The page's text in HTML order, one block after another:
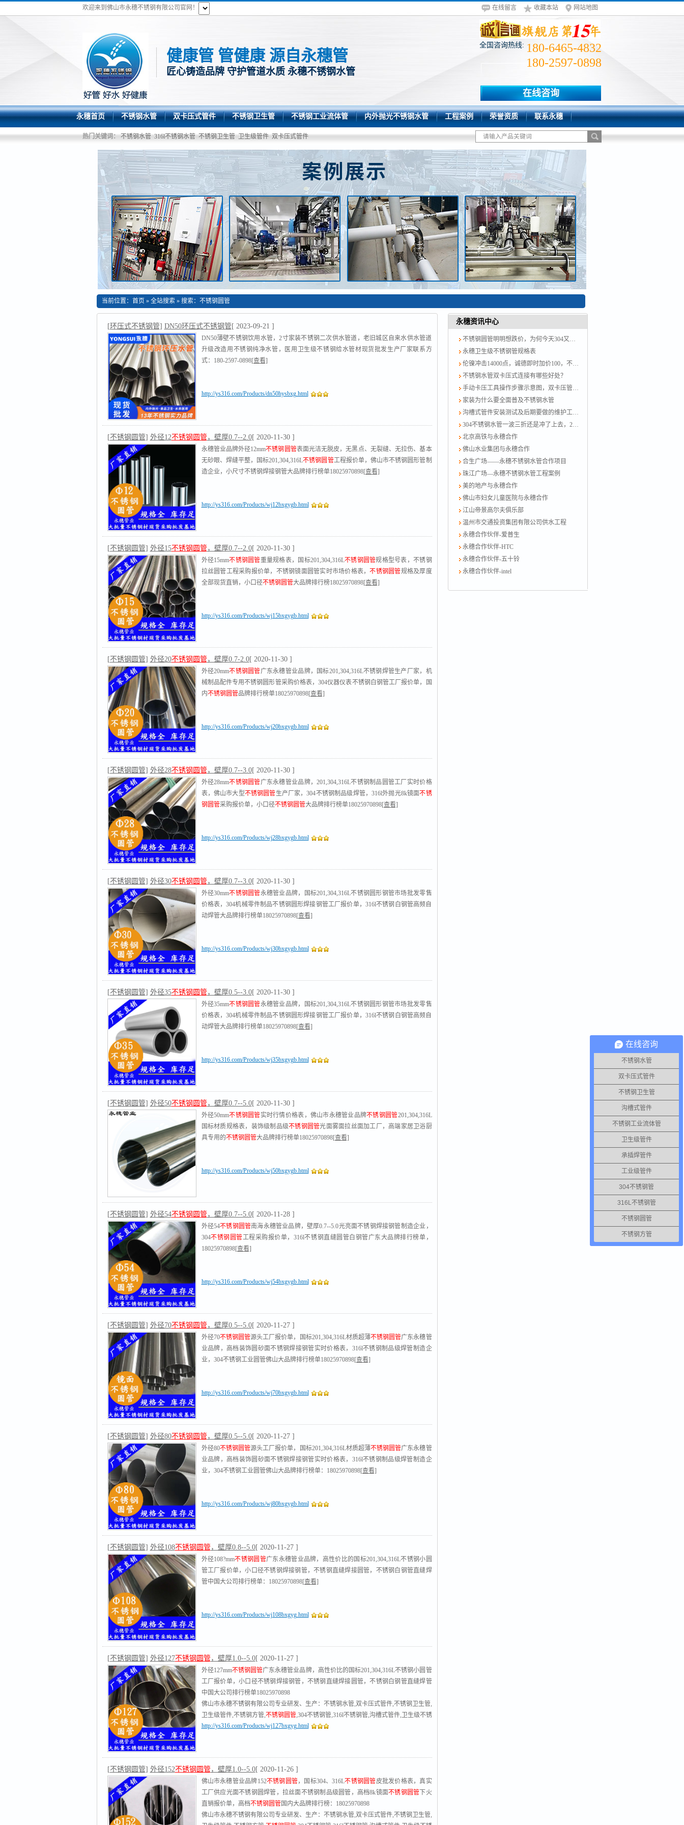
在线留言 收藏本站 网站地图
欢迎来到佛山市永穗不锈钢有限公司官网！
健康管 管健康 源自永穗管
匠心铸造品牌 守护管道水质 永穗不锈钢水管
全国咨询热线: 180-6465-4832
180-2597-0898
在线咨询
永穗首页 不锈钢水管 双卡压式管件 不锈钢卫生管 不锈钢工业流体管 内外抛光不锈钢水管 工程案例 荣誉资质 联系永穗
热门关键词： 不锈钢水管 316l不锈钢水管 不锈钢卫生管 卫生级管件 双卡压式管件
当前位置： 首页 » 全站搜索» 搜索：不锈钢圆管
[环压式不锈钢管] DN50环压式不锈钢管 [ 2023-09-21 ]
DN50薄壁不锈钢饮用水管，2寸家装不锈钢二次供水管道，老旧城区自来水供水管道
升级改造用不锈钢纯净水管，医用卫生级不锈钢给水管材现货批发生产厂家联系方
式：180-2597-0898[查看]
http://ys316.com/Products/dn50hysbxg.html
[不锈钢圆管] 外径12不锈钢圆管 ，壁厚0.7--2.0[ 2020-11-30 ]
永穗管业品牌外径12mm不锈钢圆管表面光洁无脱皮，无黑点、无裂缝、无拉伤、基本
无砂眼、焊缝平整，国标201,304,316L不锈钢圆管工程报价单，佛山市不锈钢圆形管制
造企业，小尺寸不锈钢焊接钢管大品牌排行榜单18025970898[查看]
http://ys316.com/Products/wj12bxgygb.html
[不锈钢圆管] 外径15不锈钢圆管 ，壁厚0.7--2.0[ 2020-11-30 ]
外径15mm不锈钢圆管重量规格表，国标201,304,316L不锈钢圆管规格型号表，不锈钢
拉丝圆管工程采购报价单，不锈钢镜面圆管实时市场价格表，不锈钢圆管规格及厚度
全部现货直销，小口径不锈钢圆管大品牌排行榜18025970898[查看]
http://ys316.com/Products/wj15bxgygb.html
[不锈钢圆管] 外径20不锈钢圆管 ，壁厚0.7-2.0[ 2020-11-30 ]
外径20mm不锈钢圆管 广东永穗管业品牌，国标201,304,316L不锈钢焊管生产厂家，机
械制品配件专用不锈钢圆形管采购价格表，304仪器仪表不锈钢白钢管工厂报价单，国
内不锈钢圆管品牌排行榜单18025970898[查看]
http://ys316.com/Products/wj20bxgygb.html
[不锈钢圆管] 外径28不锈钢圆管 ，壁厚0.7--3.0[ 2020-11-30 ]
外径28mm不锈钢圆管 广东永穗管业品牌，201,304,316L不锈钢制品圆管工厂实时价格
表，佛山市大型不锈钢圆管 生产厂家，304不锈钢制品级焊管，316l外抛光8k镜面不锈
钢圆管采购报价单，小口径不锈钢圆管大品牌排行榜单18025970898[查看]
http://ys316.com/Products/wj28bxgygb.html
[不锈钢圆管] 外径30不锈钢圆管 ，壁厚0.7--3.0[ 2020-11-30 ]
外径30mm不锈钢圆管永穗管业品牌，国标201,304,316L不锈钢圆形钢管市场批发零售
价格表，304机械零件制品不锈钢圆形焊接钢管工厂报价单，316l不锈钢白钢管高频自
动焊管大品牌排行榜单18025970898[查看]
http://ys316.com/Products/wj30bxgygb.html
[不锈钢圆管] 外径35不锈钢圆管 ，壁厚0.5--3.0[ 2020-11-30 ]
外径35mm不锈钢圆管永穗管业品牌，国标201,304,316L不锈钢圆形钢管市场批发零售
价格表，304机械零件制品不锈钢圆形焊接钢管工厂报价单，316l不锈钢白钢管高频自
动焊管大品牌排行榜单18025970898[查看]
http://ys316.com/Products/wj35bxgygb.html
[不锈钢圆管] 外径50不锈钢圆管 ，壁厚0.7--5.0[ 2020-11-30 ]
外径50mm不锈钢圆管 实时行情价格表，佛山市永穗管业品牌不锈钢圆管201,304,316L
国标材质规格表，装饰级制品级不锈钢圆管光面雾面拉丝面加工厂，高端家居卫浴厨
具专用的不锈钢圆管大品牌排行榜单18025970898[查看]
http://ys316.com/Products/wj50bxgygb.html
[不锈钢圆管] 外径54不锈钢圆管 ，壁厚0.7--5.0[ 2020-11-28 ]
外径54不锈钢圆管南海永穗管业品牌，壁厚0.7--5.0光亮面不锈钢焊接钢管制造企业，
304不锈钢圆管工程采购报价单，316l不锈钢直缝圆管白钢管广东大品牌排行榜单，
18025970898[查看]
http://ys316.com/Products/wj54bxgygb.html
[不锈钢圆管] 外径70不锈钢圆管 ，壁厚0.5--5.0[ 2020-11-27 ]
外径70不锈钢圆管源头工厂报价单，国标201,304,316L材质超薄不锈钢圆管广东永穗管
业品牌，高档装饰圆砂面不锈钢焊接钢管实时价格表，316l不锈钢制品级焊管制造企
业，304不锈钢工业圆管佛山大品牌排行榜单18025970898[查看]
http://ys316.com/Products/wj70bxgygb.html
[不锈钢圆管] 外径80不锈钢圆管 ，壁厚0.5--5.0[ 2020-11-27 ]
外径80不锈钢圆管源头工厂报价单，国标201,304,316L材质超薄不锈钢圆管广东永穗管
业品牌，高档装饰圆砂面不锈钢焊接钢管实时价格表，316l不锈钢制品级焊管制造企
业，304不锈钢工业圆管佛山大品牌排行榜单：18025970898[查看]
http://ys316.com/Products/wj80bxgygb.html
[不锈钢圆管] 外径108不锈钢圆管 ，壁厚0.8--5.0[ 2020-11-27 ]
外径108?mm不锈钢圆管广东永穗管业品牌，高性价比的国标201,304,316L不锈钢小圆
管工厂报价单，小口径不锈钢焊接钢管，不锈钢直缝焊接圆管，不锈钢白钢管直缝焊
管中国大公司排行榜单：18025970898[查看]
http://ys316.com/Products/wj108bxgyg.html
[不锈钢圆管] 外径127不锈钢圆管 ，壁厚1.0--5.0[ 2020-11-27 ]
外径127mm不锈钢圆管广东永穗管业品牌，高性价比的国标201,304,316L不锈钢小圆管
工厂报价单，小口径不锈钢焊接钢管，不锈钢直缝焊接圆管，不锈钢白钢管直缝焊管
中国大公司排行榜单18025970898
佛山市永穗不锈钢有限公司专业研发、生产：不锈钢水管,双卡压式管件,不锈钢卫生管,
卫生级管件,不锈钢方管,不锈钢圆管,304不锈钢管,316l不锈钢管,沟槽式管件,卫生级不锈
钢管,不锈钢工业流体管,不锈钢管厂家[查看]
http://ys316.com/Products/wj127bxgyg.html
[不锈钢圆管] 外径152不锈钢圆管 ，壁厚1.0--5.0[ 2020-11-26 ]
佛山市永穗管业品牌152不锈钢圆管 ，国标304、316L不锈钢圆管皮批发价格表，真实
工厂供应光面不锈钢圆焊管，拉丝面不锈钢制品级圆管，高档8k镜面不锈钢圆管 下火
直销报价单，高档不锈钢圆管 国内大品牌排行榜：18025970898
佛山市永穗不锈钢有限公司专业研发、生产：不锈钢水管,双卡压式管件,不锈钢卫生管,
永穗资讯中心
不锈钢圆管明明想跌价，为何今天304又涨了？涨就对了，计划跟不上变化
永穗卫生级不锈钢管规格表
伦镍冲击14000点，诚德即时加价100，不锈钢水管厂家跟紧了别掉队！
不锈钢水管双卡压式连接有哪些好处？
手动卡压工具操作步骤示意图，双卡压管件链接方法图示
家装为什么要全面普及不锈钢水管
沟槽式管件安装测试及后期要做的维护工作？
304不锈钢水管一波三折还是冲了上去，201跟着节奏走，今日板卷市场涨50-100
北京高铁与永穗合作
佛山水业集团与永穗合作
合生广场——永穗不锈钢水管合作项目
珠江广场—永穗不锈钢水管工程案例
美的地产与永穗合作
佛山市妇女儿童医院与永穗合作
江山帝景高尔夫俱乐部
温州市交通投资集团有限公司供水工程
永穗合作伙伴-爱普生
永穗合作伙伴-HTC
永穗合作伙伴-五十铃
永穗合作伙伴-intel
在线咨询
不锈钢水管
双卡压式管件
不锈钢卫生管
沟槽式管件
不锈钢工业流体管
卫生级管件
承插焊管件
工业级管件
304不锈钢管
316L不锈钢管
不锈钢圆管
不锈钢方管